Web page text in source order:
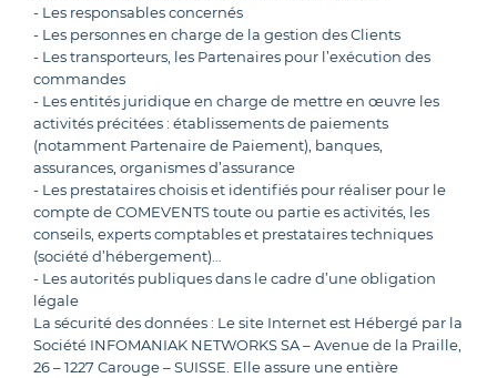
- Les responsables concernés
- Les personnes en charge de la gestion des Clients
- Les transporteurs, les Partenaires pour l’exécution des
commandes
- Les entités juridique en charge de mettre en œuvre les
activités précitées : établissements de paiements
(notamment Partenaire de Paiement), banques,
assurances, organismes d’assurance
- Les prestataires choisis et identifiés pour réaliser pour le
compte de COMEVENTS toute ou partie es activités, les
conseils, experts comptables et prestataires techniques
(société d’hébergement)…
- Les autorités publiques dans le cadre d’une obligation
légale
La sécurité des données : Le site Internet est Hébergé par la
Société INFOMANIAK NETWORKS SA – Avenue de la Praille,
26 – 1227 Carouge – SUISSE. Elle assure une entière